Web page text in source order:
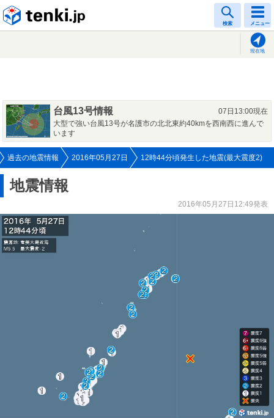
検索 メニュー
現在地
台風13号情報
07日13:00現在
大型で強い台風13号が名護市の北北東約40kmを西南西に進んで
います
過去の地震情報 2016年05月27日 12時44分頃発生した地震(最大震度2)
地震情報
2016年05月27日12:49発表